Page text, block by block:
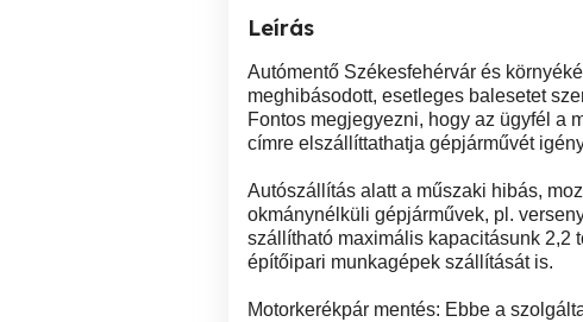
Leírás
Autómentő Székesfehérvár és
meghibásodott, esetleges balesetet
Fontos megjegyezni, hogy az ügyfél a
címre elszállíttathatja gépjárművét
Autószállítás alatt a műszaki hibás,
okmánynélküli gépjárművek, pl.
szállítható maximális kapacitásunk 2,2
építőipari munkagépek szállítását is.
Motorkerékpár mentés: Ebbe a